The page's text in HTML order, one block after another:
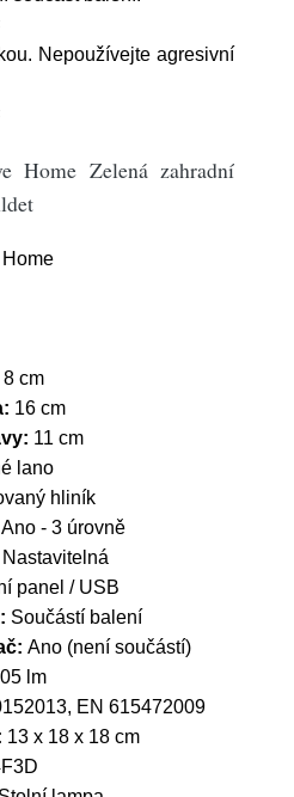
Nepoužívejte agresivní
Home Zelená zahradní
8 cm
16 cm
11 cm
lano
hliník
Ano - 3 úrovně
Nastavitelná
panel / USB
Součástí balení
Ano (není součástí)
lm
EN 615472009
13 x 18 x 18 cm